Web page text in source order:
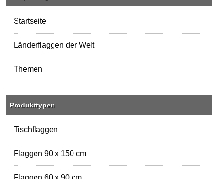
Startseite
Länderflaggen der Welt
Themen
Produkttypen
Tischflaggen
Flaggen 90 x 150 cm